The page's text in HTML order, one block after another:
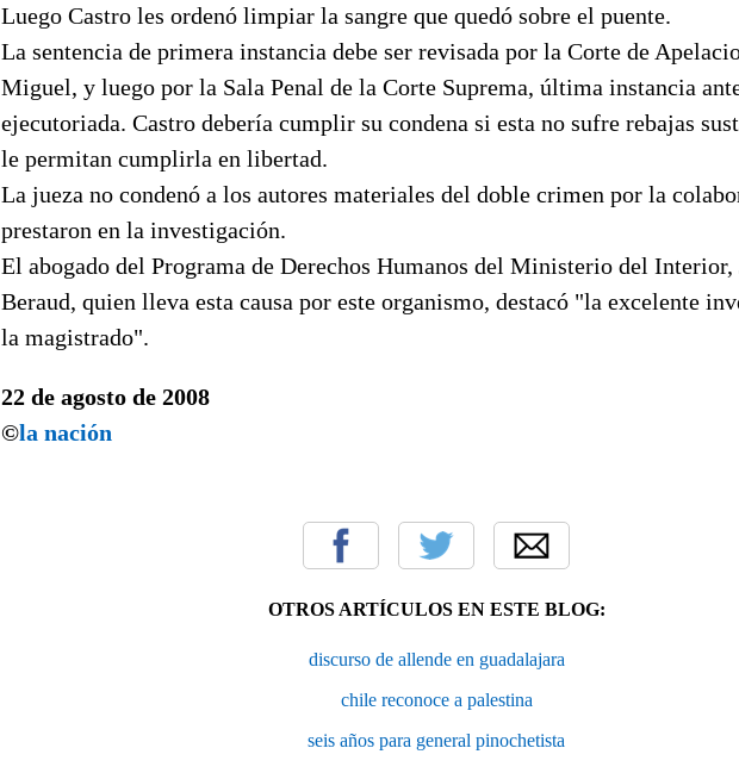
Luego Castro les ordenó limpiar la sangre que quedó sobre el puente.
La sentencia de primera instancia debe ser revisada por la Corte de
Miguel, y luego por la Sala Penal de la Corte Suprema, última instancia
ejecutoriada. Castro debería cumplir su condena si esta no sufre rebajas
le permitan cumplirla en libertad.
La jueza no condenó a los autores materiales del doble crimen por la
prestaron en la investigación.
El abogado del Programa de Derechos Humanos del Ministerio del Interior,
Beraud, quien lleva esta causa por este organismo, destacó "la excelente
la magistrado".
22 de agosto de 2008
©la nación
OTROS ARTÍCULOS EN ESTE BLOG:
discurso de allende en guadalajara
chile reconoce a palestina
seis años para general pinochetista